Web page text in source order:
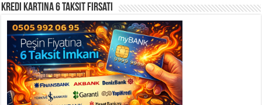
Kredi Kartına 6 Taksit Fırsatı